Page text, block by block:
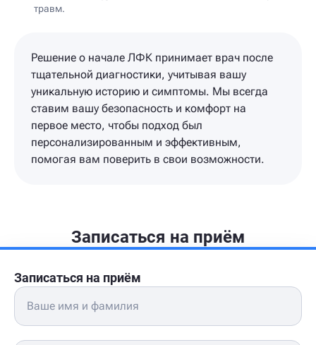
травм.
Решение о начале ЛФК принимает врач после
тщательной диагностики, учитывая вашу
уникальную историю и симптомы. Мы всегда
ставим вашу безопасность и комфорт на
первое место, чтобы подход был
персонализированным и эффективным,
помогая вам поверить в свои возможности.
Записаться на приём
Записаться на приём